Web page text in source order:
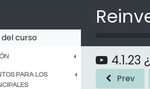
curso
PARA LOS
Prev